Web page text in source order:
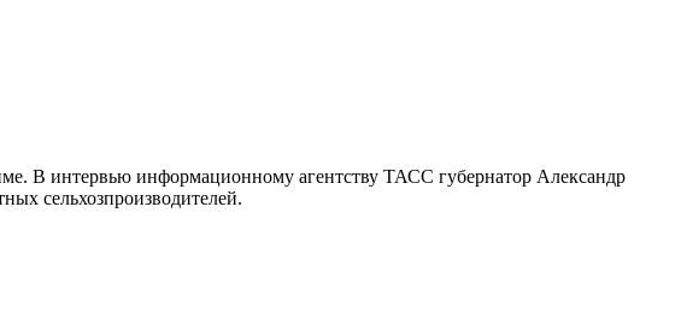
В интервью информационному агентству ТАСС губернатор Александр
сельхозпроизводителей.